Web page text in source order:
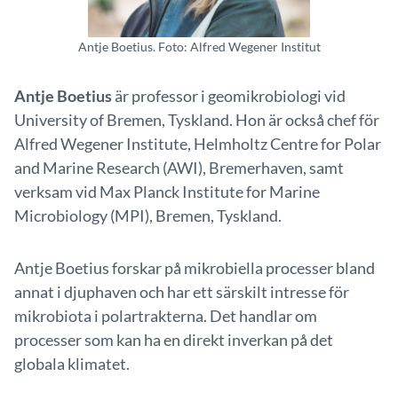
Antje Boetius. Foto: Alfred Wegener Institut
Antje Boetiusär professor i geomikrobiologi vid
University of Bremen, Tyskland. Hon är också chef för
Alfred Wegener Institute, Helmholtz Centre for Polar
and Marine Research (AWI), Bremerhaven, samt
verksam vid Max Planck Institute for Marine
Microbiology (MPI), Bremen, Tyskland.
Antje Boetius forskar på mikrobiella processer bland
annat i djuphaven och har ett särskilt intresse för
mikrobiota i polartrakterna. Det handlar om
processer som kan ha en direkt inverkan på det
globala klimatet.